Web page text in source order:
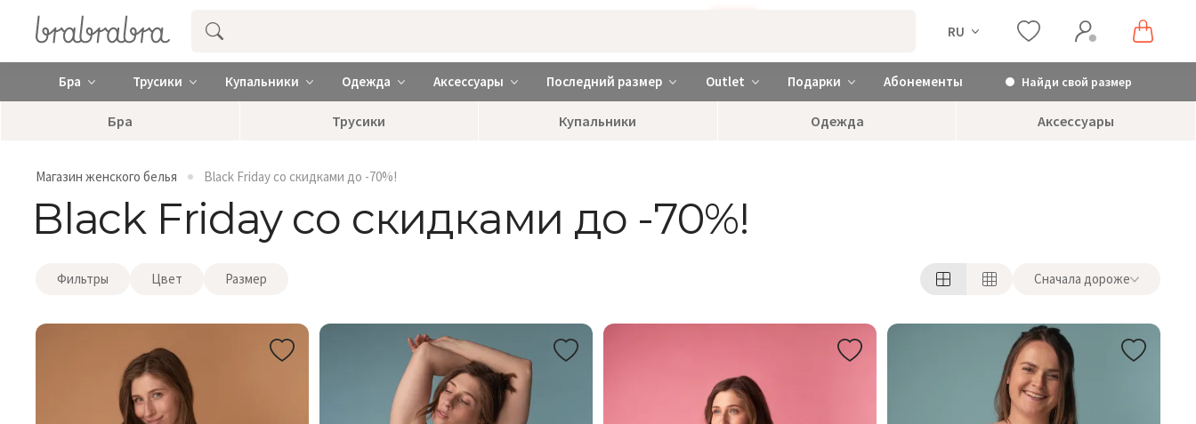
Купить нижнее женское белье ❤️ brabrabra ❤️ Киев и Украина RU
Бра Трусики Купальники Одежда Аксессуары Последний размер Outlet Подарки Абонементы Найди свой размер
Бра Трусики Купальники Одежда Аксессуары
Магазин женского белья Black Friday со скидками до -70%!
Black Friday со скидками до -70%!
Фильтры Цвет Размер Сначала дороже